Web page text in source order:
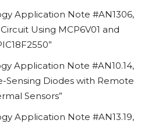
Application Note #AN1306,
Using MCP6V01 and
Application Note #AN10.14,
Sensing Diodes with Remote
Sensors”
Application Note #AN13.19,